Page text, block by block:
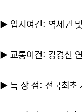
▶ 입지여건: 역세권
▶ 교통여건: 강경선
▶ 특 장 점: 전국최초